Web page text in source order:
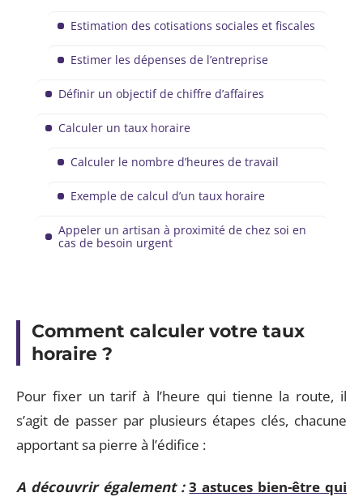
Estimation des cotisations sociales et fiscales
Estimer les dépenses de l’entreprise
Définir un objectif de chiffre d’affaires
Calculer un taux horaire
Calculer le nombre d’heures de travail
Exemple de calcul d’un taux horaire
Appeler un artisan à proximité de chez soi en
cas de besoin urgent
Comment calculer votre taux
horaire ?
Pour fixer un tarif à l’heure qui tienne la route, il
s’agit de passer par plusieurs étapes clés, chacune
apportant sa pierre à l’édifice :
A découvrir également : 3 astuces bien-être qui